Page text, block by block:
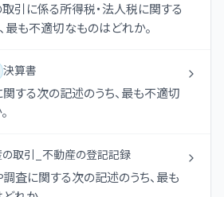
引に係る所得税・法人税に関する
最も不適切なものはどれか。
決算書
する次の記述のうち、最も不適切
取引_不動産の登記記録
査に関する次の記述のうち、最も